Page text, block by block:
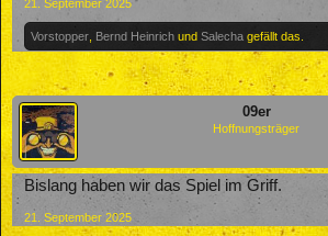
21. September 2025
Vorstopper Bernd Heinrich und Salecha gefällt das.
09er
Hoffnungsträger
Bislang haben wir das Spiel im Griff.
21. September 2025